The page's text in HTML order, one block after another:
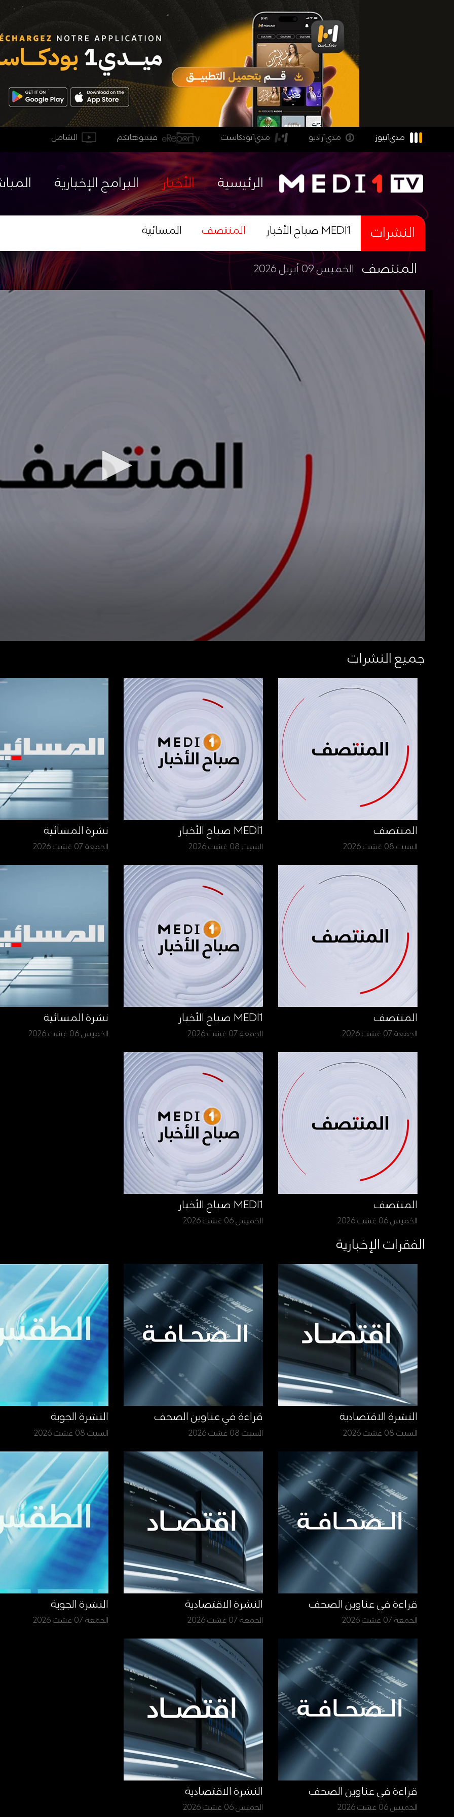
الشامل فيديوهاتكم مدي1بودكاست مدي1راديو مدي1نيوز
البرامج الإخبارية الأخبار الرئيسية
المسائية المنتصف صباح الأخبار MEDI1 النشرات
الخميس 09 أبريل 2026 المنتصف
شاهد الفيديو
جميع النشرات
المنتصف
السبت 08 غشت 2026
MEDI1 صباح الأخبار
السبت 08 غشت 2026
نشرة المسائية
الجمعة 07 غشت 2026
المنتصف
الجمعة 07 غشت 2026
MEDI1 صباح الأخبار
الجمعة 07 غشت 2026
نشرة المسائية
الخميس 06 غشت 2026
المنتصف
الخميس 06 غشت 2026
MEDI1 صباح الأخبار
الخميس 06 غشت 2026
الفقرات الإخبارية
النشرة الاقتصادية
السبت 08 غشت 2026
قراءة في عناوين الصحف
السبت 08 غشت 2026
النشرة الجوية
السبت 08 غشت 2026
قراءة في عناوين الصحف
الجمعة 07 غشت 2026
النشرة الاقتصادية
الجمعة 07 غشت 2026
النشرة الجوية
الجمعة 07 غشت 2026
قراءة في عناوين الصحف
الخميس 06 غشت 2026
النشرة الاقتصادية
الخميس 06 غشت 2026